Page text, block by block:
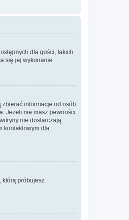
dla gości, takich
się jej wykonanie.
zbierać informacje od osób
Jeżeli nie masz pewności
nie dostarczają
kontaktowym dla
którą próbujesz